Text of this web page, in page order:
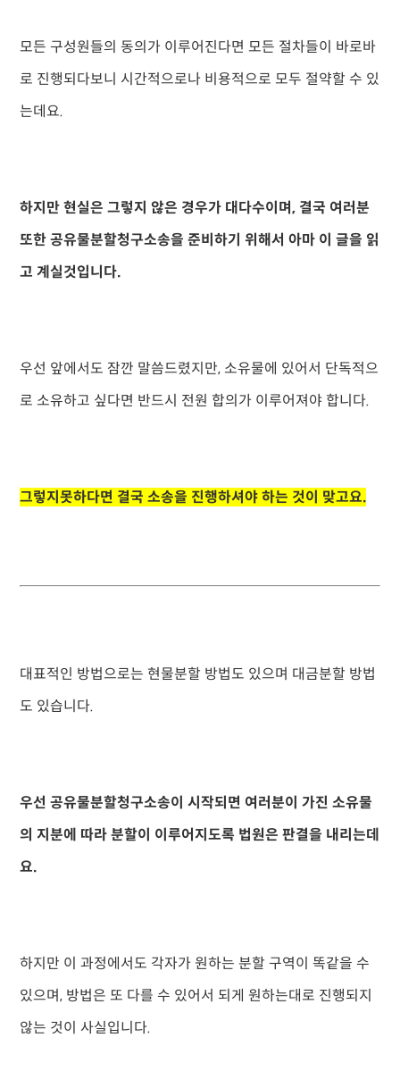
모든 구성원들의 동의가 이루어진다면 모든 절차들이 바로바
로 진행되다보니 시간적으로나 비용적으로 모두 절약할 수 있
는데요.
하지만 현실은 그렇지 않은 경우가 대다수이며, 결국 여러분
또한 공유물분할청구소송을 준비하기 위해서 아마 이 글을 읽
고 계실것입니다.
우선 앞에서도 잠깐 말씀드렸지만, 소유물에 있어서 단독적으
로 소유하고 싶다면 반드시 전원 합의가 이루어져야 합니다.
그렇지못하다면 결국 소송을 진행하셔야 하는 것이 맞고요.
대표적인 방법으로는 현물분할 방법도 있으며 대금분할 방법
도 있습니다.
우선 공유물분할청구소송이 시작되면 여러분이 가진 소유물
의 지분에 따라 분할이 이루어지도록 법원은 판결을 내리는데
요.
하지만 이 과정에서도 각자가 원하는 분할 구역이 똑같을 수
있으며, 방법은 또 다를 수 있어서 되게 원하는대로 진행되지
않는 것이 사실입니다.